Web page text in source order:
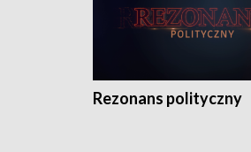
Rezonans polityczny